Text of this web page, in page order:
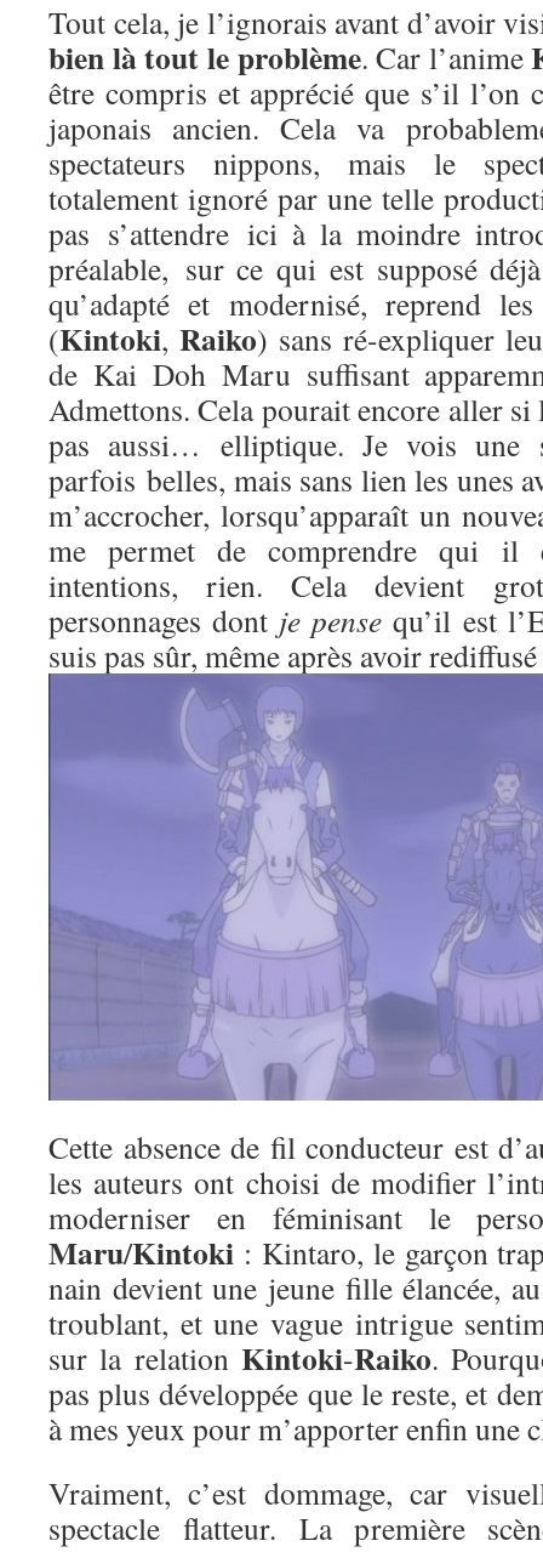
Tout cela, je l’ignorais avant d’avoir
bien là tout le problème. Car l’anime
être compris et apprécié que s’il
japonais ancien. Cela va
spectateurs nippons, mais le
totalement ignoré par une telle
pas s’attendre ici à la moindre
préalable, sur ce qui est supposé
qu’adapté et modernisé, reprend les
(Kintoki, Raiko) sans ré-expliquer
de Kai Doh Maru suffisant
Admettons. Cela pourait encore aller si
pas aussi… elliptique. Je vois une
parfois belles, mais sans lien les unes
m’accrocher, lorsqu’apparaît un
me permet de comprendre qui il
intentions, rien. Cela devient
personnages dont je pense qu’il est
suis pas sûr, même après avoir
Cette absence de fil conducteur est
les auteurs ont choisi de modifier
moderniser en féminisant le
Maru/Kintoki : Kintaro, le garçon
nain devient une jeune fille élancée,
troublant, et une vague intrigue
sur la relation Kintoki-Raiko.
pas plus développée que le reste, et
à mes yeux pour m’apporter enfin une
Vraiment, c’est dommage, car
spectacle flatteur. La première